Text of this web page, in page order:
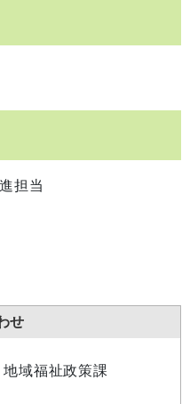
担当
せ
域福祉政策課